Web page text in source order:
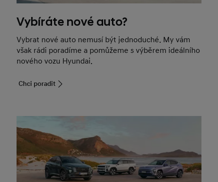
Vybíráte nové auto?
Vybrat nové auto nemusí být jednoduché. My vám
však rádi poradíme a pomůžeme s výběrem ideálního
nového vozu Hyundai.
Chci poradit